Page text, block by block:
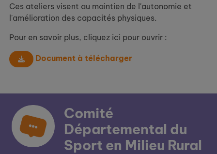
Ces ateliers visent au maintien de l'autonomie et
l'amélioration des capacités physiques.
Pour en savoir plus, cliquez ici pour ouvrir :
Document à télécharger
Comité
Départemental du
Sport en Milieu Rural